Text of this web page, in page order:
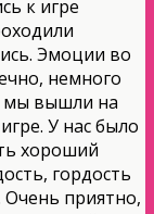
к игре
Эмоции во
немного
мы вышли на
У нас было
хороший
гордость
Очень приятно,